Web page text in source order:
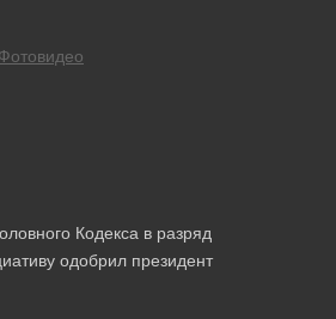
Фотовидео
Кодекса в разряд
одобрил президент